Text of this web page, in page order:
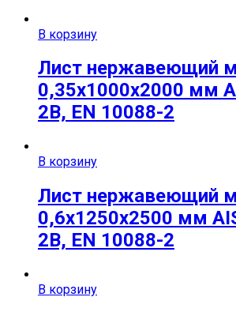
В корзину
Лист нержавеющий
0,35х1000х2000 мм
2B, EN 10088-2
В корзину
Лист нержавеющий
0,6х1250х2500 мм
2B, EN 10088-2
В корзину